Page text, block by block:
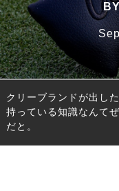
クリーブランドが出し
持っている知識なんて
だと。
Golf News ゴルフニ
REVIEWS 製品レビュー
DRIVERS ドライバー
FAIRWAY WOODS
HYBRIDS